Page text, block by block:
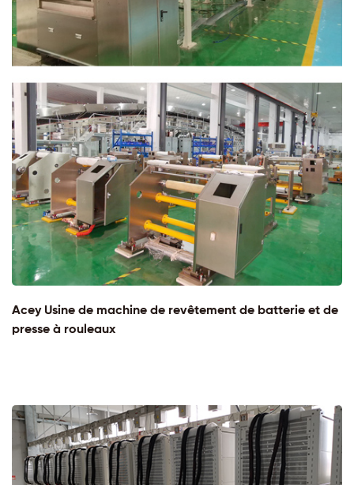
Acey Usine de machine de revêtement de batterie et de
presse à rouleaux